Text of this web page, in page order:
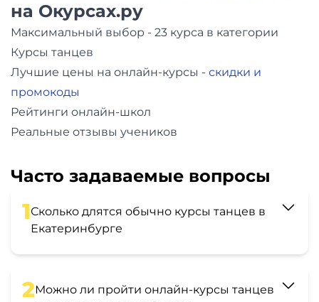
на Окурсах.ру
Максимальный выбор - 23 курса в категории
Курсы танцев
Лучшие цены на онлайн-курсы - скидки и
промокоды
Рейтинги онлайн-школ
Реальные отзывы учеников
Часто задаваемые вопросы
1Сколько длятся обычно курсы танцев в
Екатеринбурге
2Можно ли пройти онлайн-курсы танцев